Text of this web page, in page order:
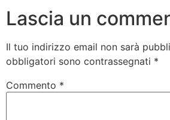
Lascia un
Il tuo indirizzo email non sarà
obbligatori sono contrassegnati *
Commento *